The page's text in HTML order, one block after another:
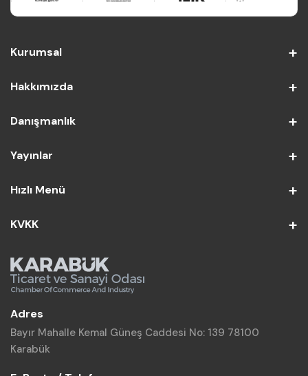
Kurumsal
Hakkımızda
Danışmanlık
Yayınlar
Hızlı Menü
KVKK
Adres
Bayır Mahalle Kemal Güneş Caddesi No: 139 78100
Karabük